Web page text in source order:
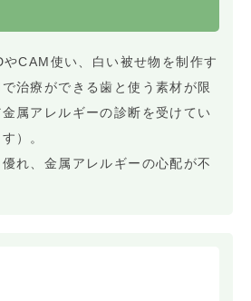
CAM使い、白い被せ物を制作す
治療ができる歯と使う素材が限
属アレルギーの診断を受けてい
）。
れ、金属アレルギーの心配が不